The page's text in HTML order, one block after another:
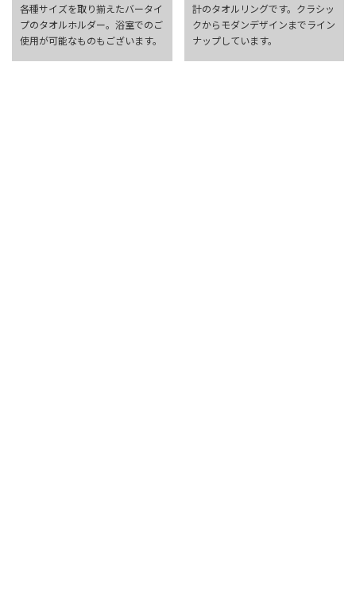
各種サイズを取り揃えたバータイ
プのタオルホルダー。浴室でのご
使用が可能なものもございます。
計のタオルリングです。クラシッ
クからモダンデザインまでライン
ナップしています。